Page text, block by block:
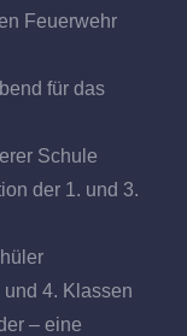
Feuerwehr
für das
Schule
der 1. und 3.
4. Klassen
– eine